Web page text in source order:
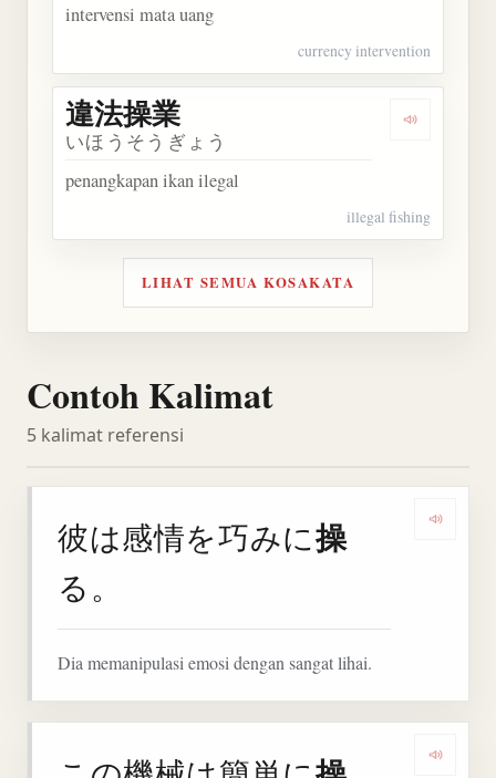
intervensi mata uang
currency intervention
Dengarkan
違法操業
いほうそうぎょう
penangkapan ikan ilegal
illegal fishing
LIHAT SEMUA KOSAKATA
Contoh Kalimat
5 kalimat referensi
彼は感情を巧みに操
る。
Dia memanipulasi emosi dengan sangat lihai.